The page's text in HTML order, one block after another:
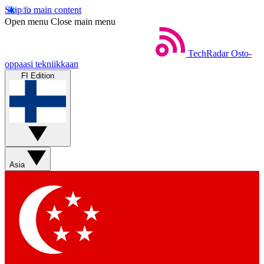
Skip to main content
Open menu Close main menu
TechRadar Osto-
oppaasi tekniikkaan
FI Edition
Asia